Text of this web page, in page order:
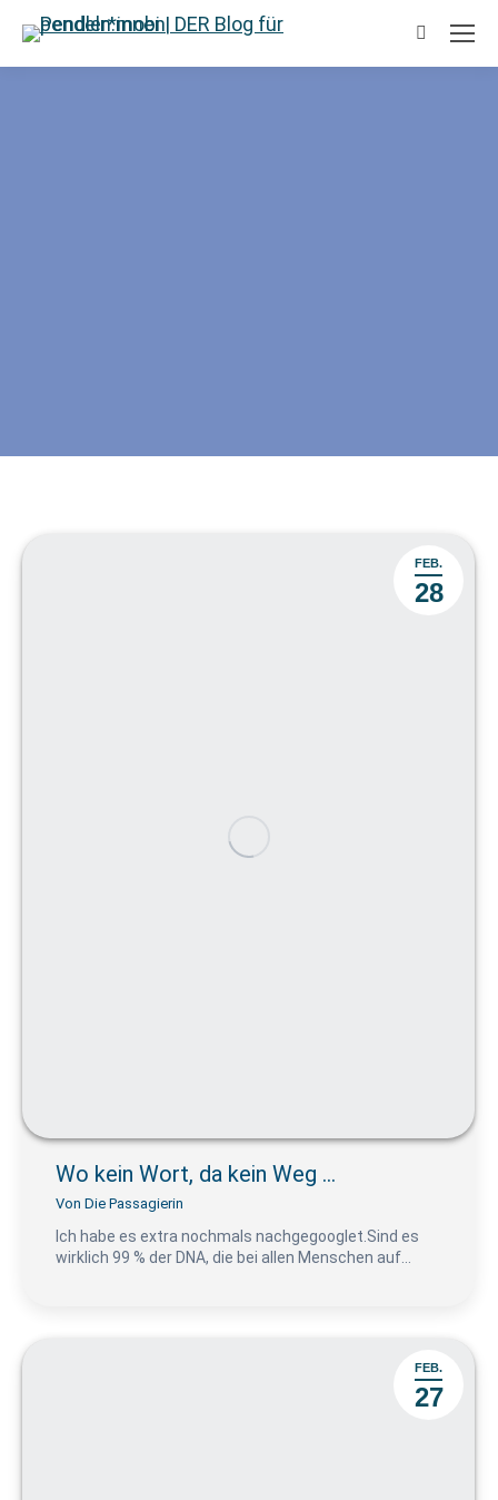
Suchen:
FEB.
28
Wo kein Wort, da kein Weg …
Von Die Passagierin
Ich habe es extra nochmals nachgegooglet.Sind es
wirklich 99 % der DNA, die bei allen Menschen auf…
FEB.
27